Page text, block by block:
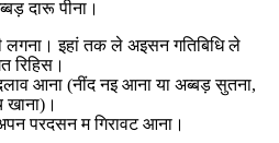
दारू पीना।
लगना। इहां तक ले अइसन गतिबिधि ले
रिहिस।
आना (नींद नइ आना या अब्बड़ सुतना,
परदसन म गिरावट आना।